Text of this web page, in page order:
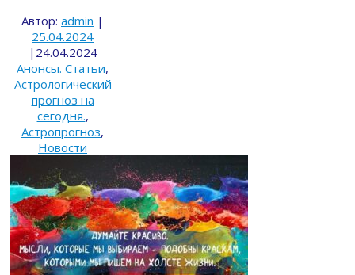
Автор: admin |
25.04.2024
| 24.04.2024
Анонсы. Статьи,
Астрологический
прогноз на
сегодня.,
Астропрогноз,
Новости